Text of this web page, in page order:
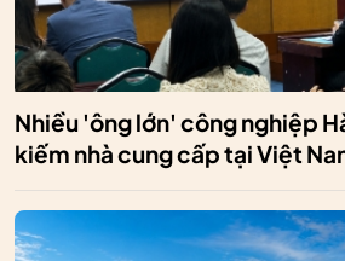
Nhiều 'ông lớn' công nghiệp
kiếm nhà cung cấp tại Việt